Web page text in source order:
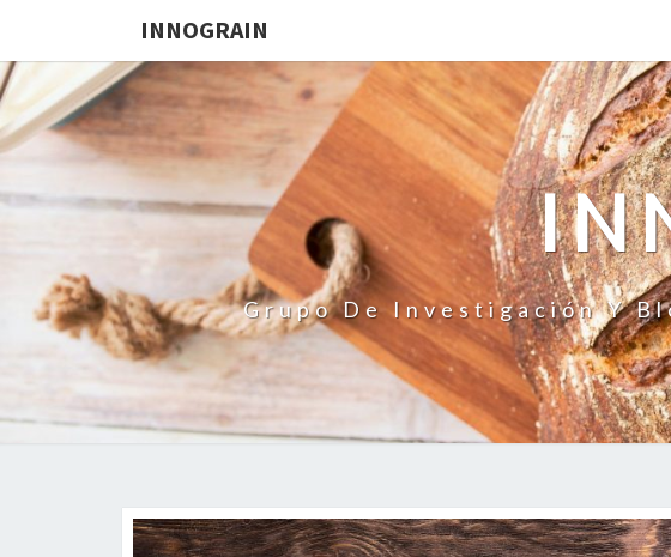
INNOGRAIN
Grupo De Investigación Y